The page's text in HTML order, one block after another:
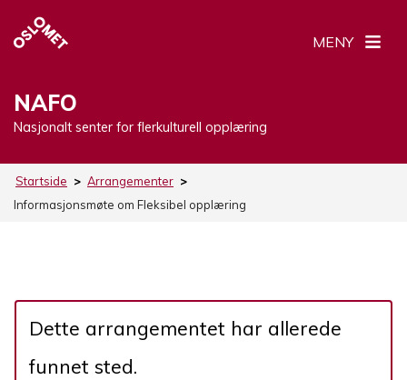
NAFO
Nasjonalt senter for flerkulturell opplæring
MENY
Startside > Arrangementer >
Informasjonsmøte om Fleksibel opplæring
Dette arrangementet har allerede
funnet sted.